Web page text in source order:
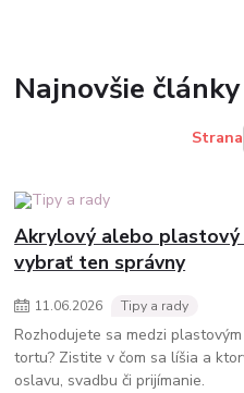
Najnovšie články
Strana
Akrylový alebo
vybrať ten správny
11.06.2026 Tipy a rady
Rozhodujete sa medzi
tortu? Zistite v čom sa líšia a
oslavu, svadbu či prijímanie.